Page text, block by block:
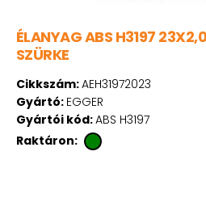
ÉLANYAG ABS H3197
SZÜRKE
Cikkszám:AEH31972023
Gyártó: EGGER
Gyártói kód:ABS H3197
Raktáron: